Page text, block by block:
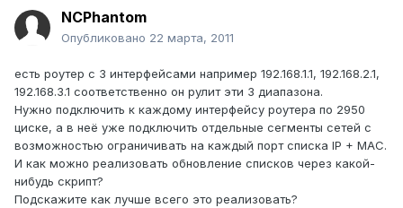
NCPhantom
Опубликовано 22 марта, 2011
есть роутер с 3 интерфейсами например 192.168.1.1, 192.168.2.1,
192.168.3.1 соответственно он рулит эти 3 диапазона.
Нужно подключить к каждому интерфейсу роутера по 2950
циске, а в неё уже подключить отдельные сегменты сетей с
возможностью ограничивать на каждый порт списка IP + MAC.
И как можно реализовать обновление списков через какой-
нибудь скрипт?
Подскажите как лучше всего это реализовать?